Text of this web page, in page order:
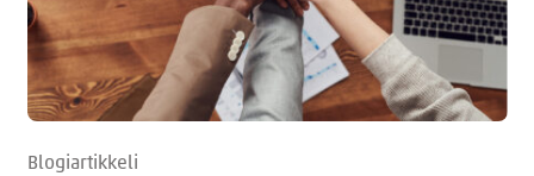
Blogiartikkeli